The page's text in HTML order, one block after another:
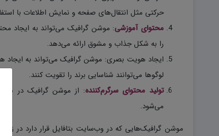
حرکتی مثل انتقال‌های صفحه و نمایش اطلاعات با
محتوای آموزشی: موشن گرافیک می‌تواند به ایجاد
را به شکل جذاب و مشوق ارائه می‌دهد.
ایجاد هویت بصری: موشن گرافیک می‌تواند به
لوگوها می‌توانند شناسایی برند را تقویت کنند.
تولید محتوای سرگرم‌کننده: از موشن گرافیک در
می‌شود.
موشن گرافیک‌هایی که در وب‌سایت بتافایل قرار دارد در